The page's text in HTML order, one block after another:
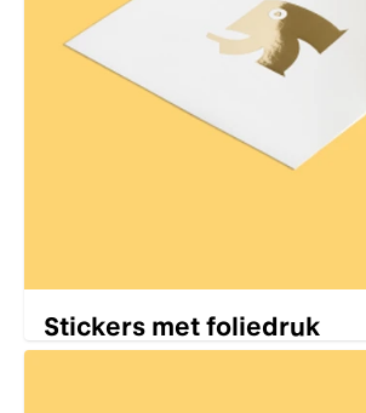
Stickers met foliedruk